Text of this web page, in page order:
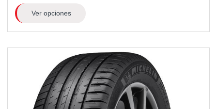
Ver opciones